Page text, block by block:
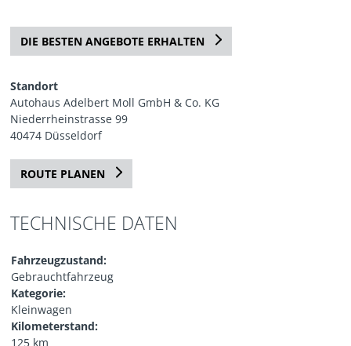
DIE BESTEN ANGEBOTE ERHALTEN
Standort
Autohaus Adelbert Moll GmbH & Co. KG
Niederrheinstrasse 99
40474 Düsseldorf
ROUTE PLANEN
TECHNISCHE DATEN
Fahrzeugzustand:
Gebrauchtfahrzeug
Kategorie:
Kleinwagen
Kilometerstand:
125 km